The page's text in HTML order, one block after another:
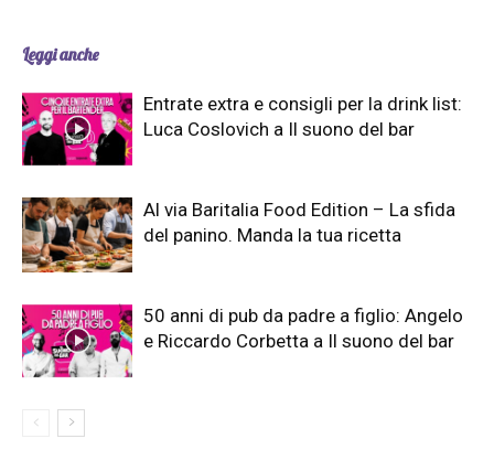
Leggi anche
Entrate extra e consigli per la drink list:
Luca Coslovich a Il suono del bar
Al via Baritalia Food Edition – La sfida
del panino. Manda la tua ricetta
50 anni di pub da padre a figlio: Angelo
e Riccardo Corbetta a Il suono del bar